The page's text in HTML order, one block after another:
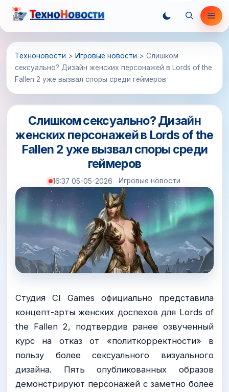
Перейти
содержимому
Техноновости > Игровые новости > Слишком
сексуально? Дизайн женских персонажей в Lords of the
Fallen 2 уже вызвал споры среди геймеров
Слишком сексуально? Дизайн
женских персонажей в Lords of the
Fallen 2 уже вызвал споры среди
геймеров
16:37 05-05-2026 Игровые новости
Студия CI Games официально представила
концепт-арты женских доспехов для Lords of
the Fallen 2, подтвердив ранее озвученный
курс на отказ от «политкорректности» в
пользу более сексуального визуального
дизайна. Пять опубликованных образов
демонстрируют персонажей с заметно более